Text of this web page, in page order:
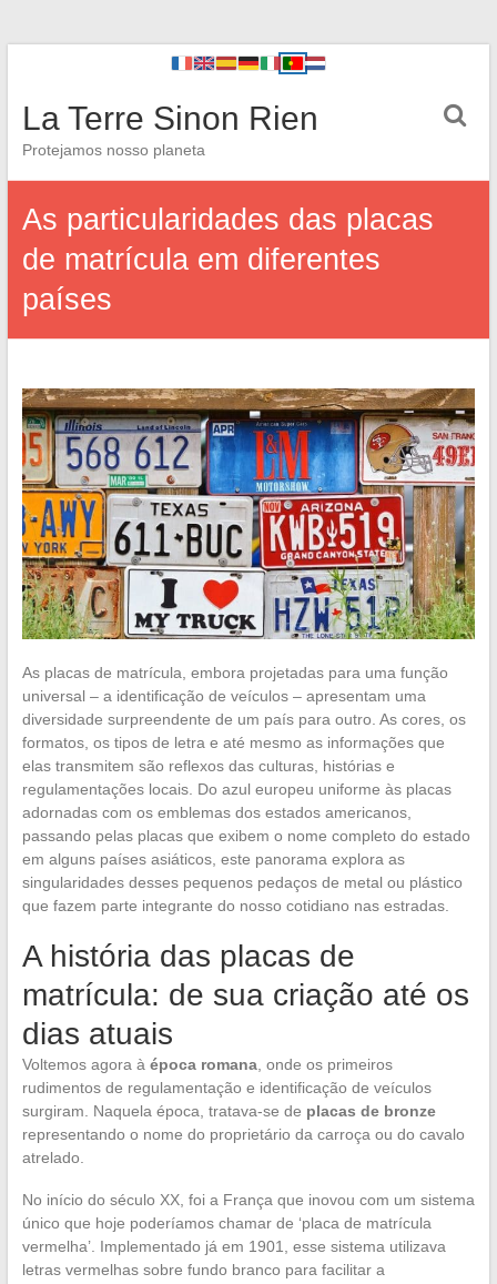
La Terre Sinon Rien
Protejamos nosso planeta
As particularidades das placas
de matrícula em diferentes
países
As placas de matrícula, embora projetadas para uma função
universal – a identificação de veículos – apresentam uma
diversidade surpreendente de um país para outro. As cores, os
formatos, os tipos de letra e até mesmo as informações que
elas transmitem são reflexos das culturas, histórias e
regulamentações locais. Do azul europeu uniforme às placas
adornadas com os emblemas dos estados americanos,
passando pelas placas que exibem o nome completo do estado
em alguns países asiáticos, este panorama explora as
singularidades desses pequenos pedaços de metal ou plástico
que fazem parte integrante do nosso cotidiano nas estradas.
A história das placas de
matrícula: de sua criação até os
dias atuais
Voltemos agora à época romana, onde os primeiros
rudimentos de regulamentação e identificação de veículos
surgiram. Naquela época, tratava-se de placas de bronze
representando o nome do proprietário da carroça ou do cavalo
atrelado.
No início do século XX, foi a França que inovou com um sistema
único que hoje poderíamos chamar de ‘placa de matrícula
vermelha’. Implementado já em 1901, esse sistema utilizava
letras vermelhas sobre fundo branco para facilitar a